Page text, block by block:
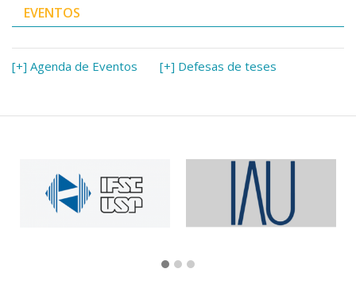
EVENTOS
[+] Agenda de Eventos [+] Defesas de teses